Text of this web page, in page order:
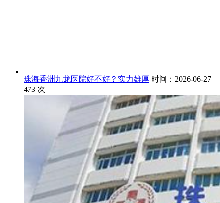
珠海香洲九龙医院好不好？实力雄厚 时间：2026-06-27
473 次